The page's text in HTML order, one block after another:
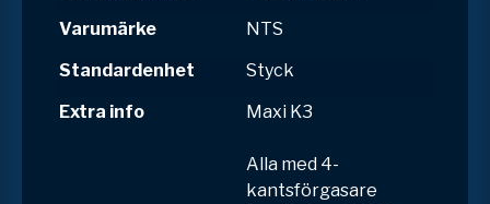
Varumärke
NTS
Standardenhet
Styck
Extra info
Maxi K3
Alla med 4-
kantsförgasare